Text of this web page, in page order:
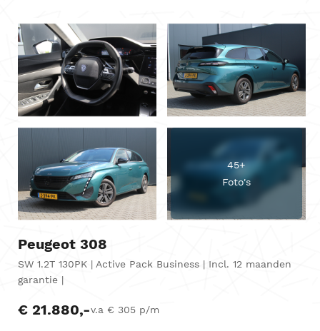
Peugeot 308
SW 1.2T 130PK | Active Pack Business | Incl. 12 maanden
garantie |
€ 21.880,-v.a € 305 p/m
45+
Foto's